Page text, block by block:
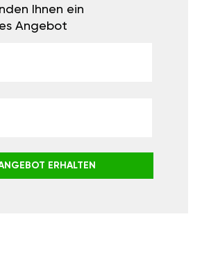
Ihnen ein
Angebot
ERHALTEN